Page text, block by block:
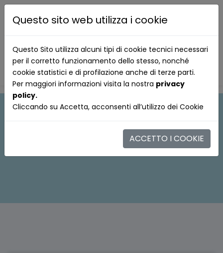
Questo sito web utilizza i cookie
Questo Sito utilizza alcuni tipi di cookie tecnici necessari
per il corretto funzionamento dello stesso, nonché
cookie statistici e di profilazione anche di terze parti.
Per maggiori informazioni visita la nostra privacy
policy.
Cliccando su Accetta, acconsenti all’utilizzo dei Cookie
ACCETTO I COOKIE